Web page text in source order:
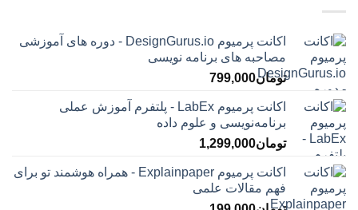
اکانت پرمیوم DesignGurus.io - دوره ‌های آموزشی
مصاحبه ‌های برنامه نویسی
تومان799,000
اکانت پرمیوم LabEx - پلتفرم آموزش عملی
برنامه‌نویسی و علوم داده
تومان1,299,000
اکانت پرمیوم Explainpaper - همراه هوشمند تو برای
فهم مقالات علمی